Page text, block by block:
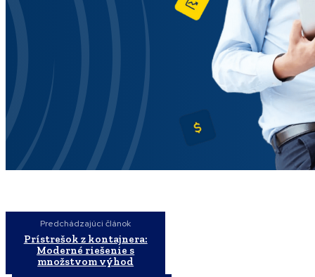
Predchádzajúci článok
Prístrešok z kontajnera:
Moderné riešenie s
množstvom výhod